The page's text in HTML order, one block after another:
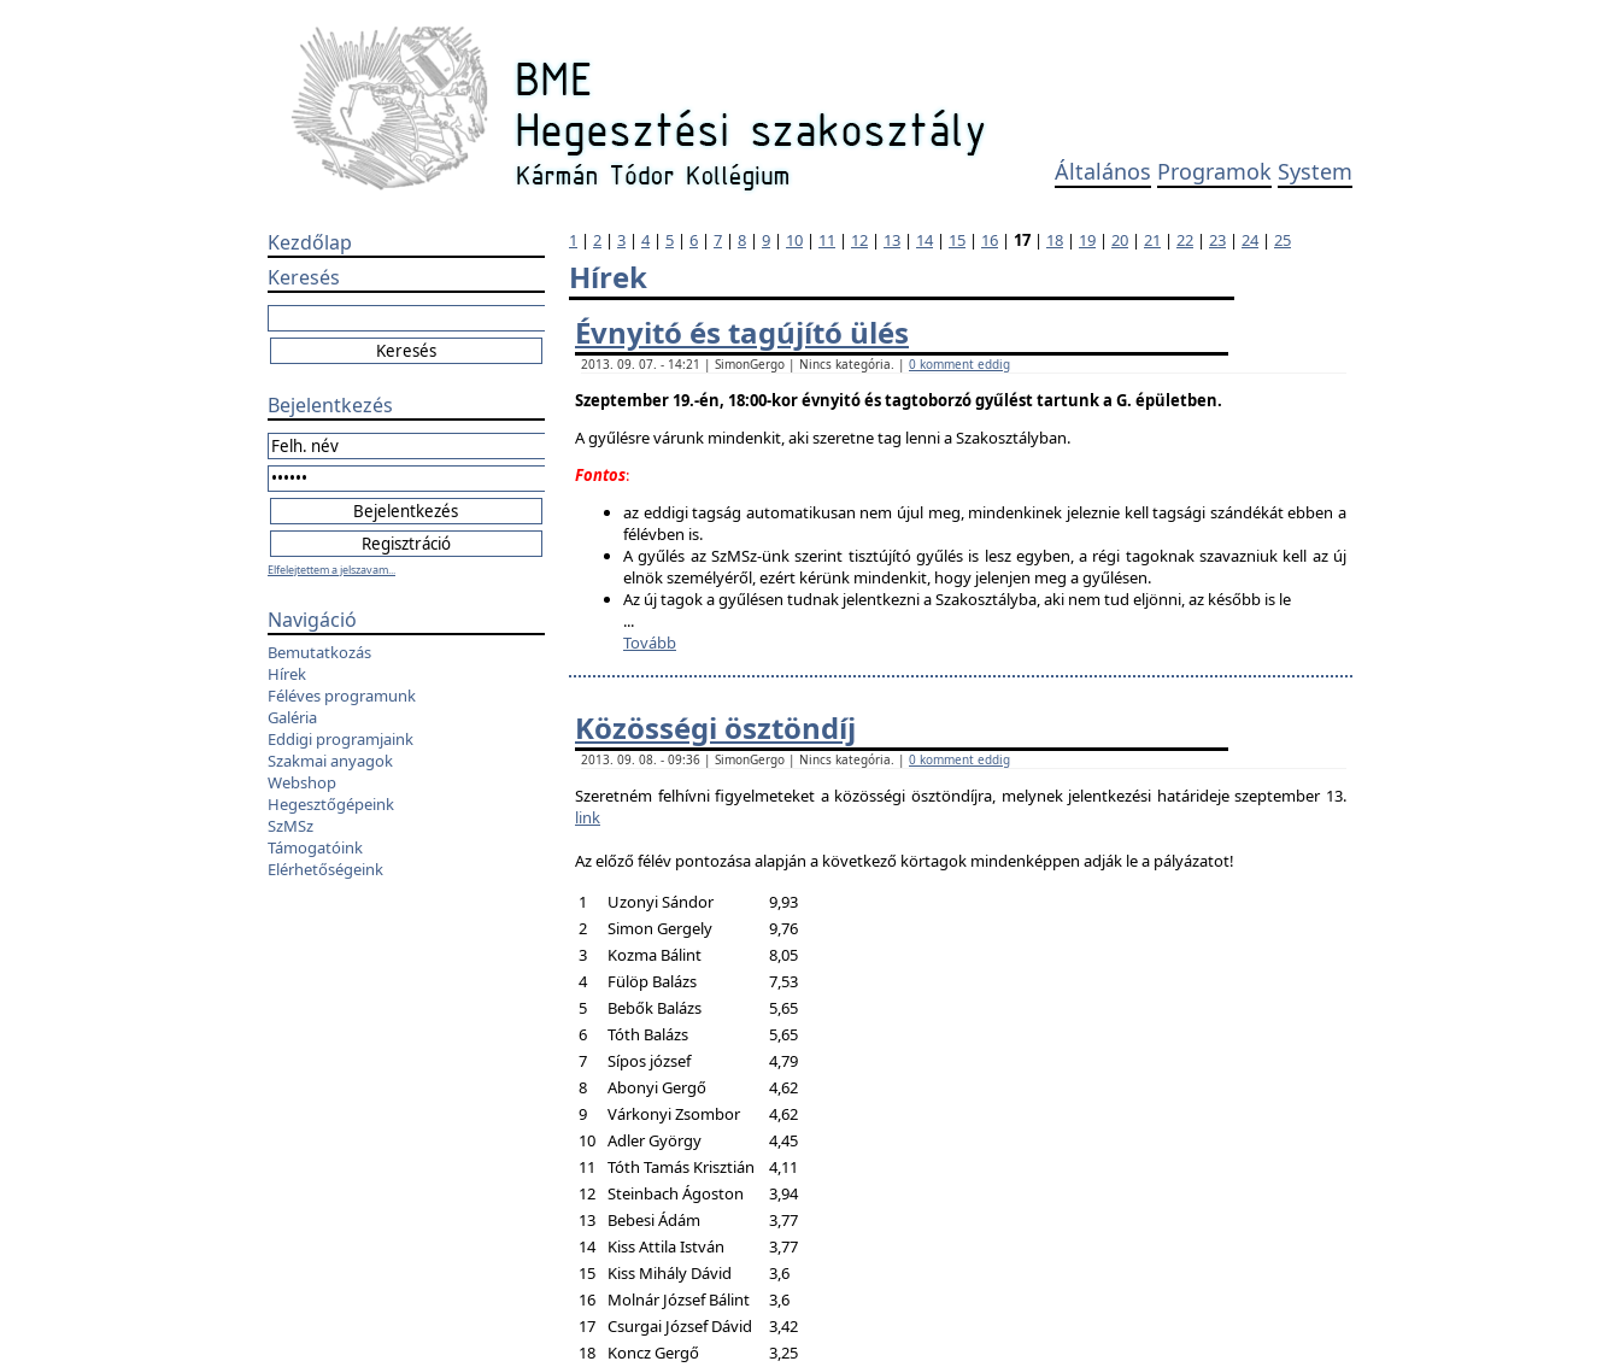
Általános Programok System
Kezdőlap
Keresés
Bejelentkezés
Elfelejtettem a jelszavam...
Navigáció
Bemutatkozás
Hírek
Féléves programunk
Galéria
Eddigi programjaink
Szakmai anyagok
Webshop
Hegesztőgépeink
SzMSz
Támogatóink
Elérhetőségeink
1 | 2 | 3 | 4| 5 | 6 | 7 | 8 | 9 | 10 | 11 | 12 | 13 | 14| 15 | 16 | 17 | 18 | 19 | 20 | 21 | 22 | 23 | 24| 25
Hírek
Évnyitó és tagújító ülés
2013. 09. 07. - 14:21 | SimonGergo | Nincs kategória. | 0 komment eddig
Szeptember 19.-én, 18:00-kor évnyitó és tagtoborzó gyűlést tartunk a G. épületben.
A gyűlésre várunk mindenkit, aki szeretne tag lenni a Szakosztályban.
Fontos:
az eddigi tagság automatikusan nem újul meg, mindenkinek jeleznie kell tagsági szándékát ebben a
félévben is.
A gyűlés az SzMSz-ünk szerint tisztújító gyűlés is lesz egyben, a régi tagoknak szavazniuk kell az új
elnök személyéről, ezért kérünk mindenkit, hogy jelenjen meg a gyűlésen.
Az új tagok a gyűlésen tudnak jelentkezni a Szakosztályba, aki nem tud eljönni, az később is le
...
Tovább
Közösségi ösztöndíj
2013. 09. 08. - 09:36 | SimonGergo | Nincs kategória. | 0 komment eddig
Szeretném felhívni figyelmeteket a közösségi ösztöndíjra, melynek jelentkezési határideje szeptember 13.
link
Az előző félév pontozása alapján a következő körtagok mindenképpen adják le a pályázatot!
1
Uzonyi Sándor
9,93
2
Simon Gergely
9,76
3
Kozma Bálint
8,05
4
Fülöp Balázs
7,53
5
Bebők Balázs
5,65
6
Tóth Balázs
5,65
7
Sípos józsef
4,79
8
Abonyi Gergő
4,62
9
Várkonyi Zsombor
4,62
10 Adler György
4,45
11
Tóth Tamás Krisztián
4,11
12 Steinbach Ágoston
3,94
13
Bebesi Ádám
3,77
14 Kiss Attila István
3,77
15
Kiss Mihály Dávid
3,6
16
Molnár József Bálint
3,6
17 Csurgai József Dávid
3,42
18
Koncz Gergő
3,25